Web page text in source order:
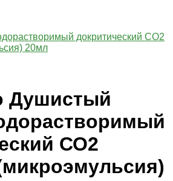
докритический СО2
20мл
Душистый
СО2